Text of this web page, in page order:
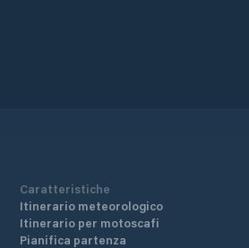
Caratteristiche
Itinerario meteorologico
Itinerario per motoscafi
Pianifica partenza